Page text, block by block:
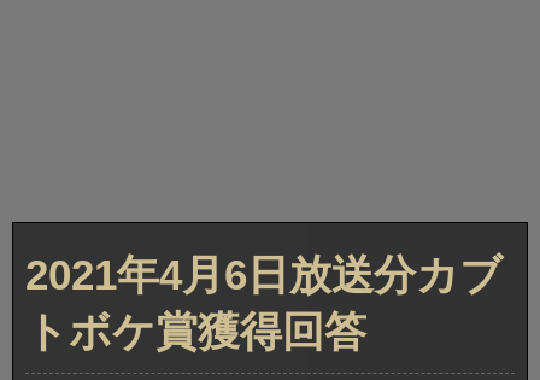
2021年4月6日放送分カブ
トボケ賞獲得回答